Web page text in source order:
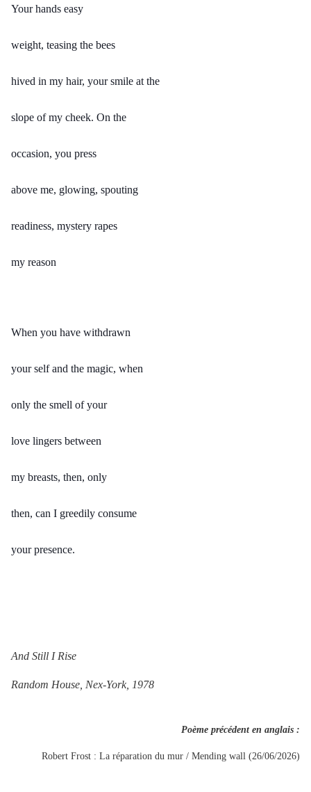
Your hands easy
weight, teasing the bees
hived in my hair, your smile at the
slope of my cheek. On the
occasion, you press
above me, glowing, spouting
readiness, mystery rapes
my reason
When you have withdrawn
your self and the magic, when
only the smell of your
love lingers between
my breasts, then, only
then, can I greedily consume
your presence.
And Still I Rise
Random House, Nex-York, 1978
Poème précédent en anglais :
Robert Frost : La réparation du mur / Mending wall (26/06/2026)